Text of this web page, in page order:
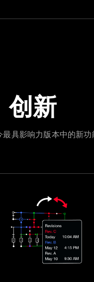
创新
具影响力版本中的新功